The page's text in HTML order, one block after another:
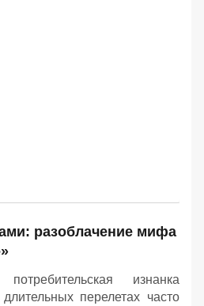
разоблачение мифа
изнанка
перелетах часто